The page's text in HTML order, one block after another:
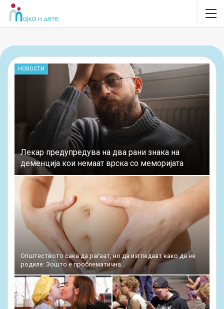
НОВОСТИ
Лекар предупредува на два рани знака на
деменција кои немаат врска со меморијата
Општеството сака да раѓаат, но да изгледаат како да не
родиле: Зошто е проблематична…